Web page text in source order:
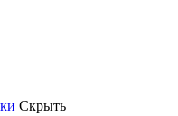
Скрыть